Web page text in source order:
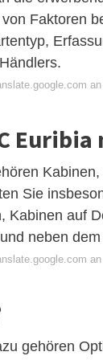
Faktoren
an
Euribia
Sie
Kabinen auf
neben
an
gehören